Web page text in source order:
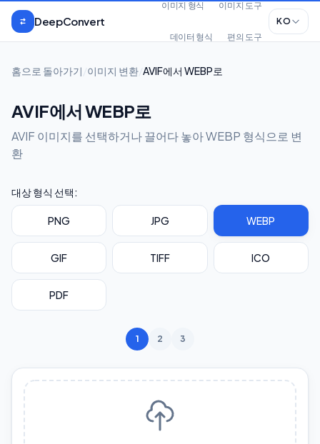
본문으로 건너뛰기
DeepConvert
이미지 형식 이미지 도구
데이터 형식 편의 도구
KO
홈으로 돌아가기 이미지 변환 AVIF에서 WEBP로
AVIF에서 WEBP로
AVIF 이미지를 선택하거나 끌어다 놓아 WEBP 형식으로 변
환
대상 형식 선택:
PNG JPG WEBP
GIF TIFF ICO
PDF
1 2 3